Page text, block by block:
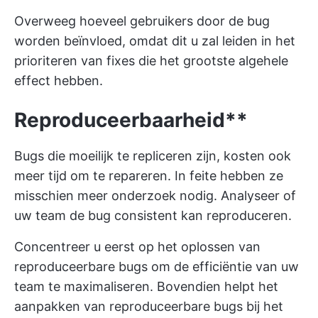
Overweeg hoeveel gebruikers door de bug
worden beïnvloed, omdat dit u zal leiden in het
prioriteren van fixes die het grootste algehele
effect hebben.
Reproduceerbaarheid**
Bugs die moeilijk te repliceren zijn, kosten ook
meer tijd om te repareren. In feite hebben ze
misschien meer onderzoek nodig. Analyseer of
uw team de bug consistent kan reproduceren.
Concentreer u eerst op het oplossen van
reproduceerbare bugs om de efficiëntie van uw
team te maximaliseren. Bovendien helpt het
aanpakken van reproduceerbare bugs bij het